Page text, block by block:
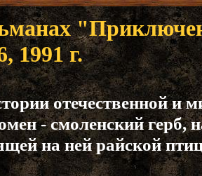
1991 г.
отечественной и
- смоленский герб,
на ней райской